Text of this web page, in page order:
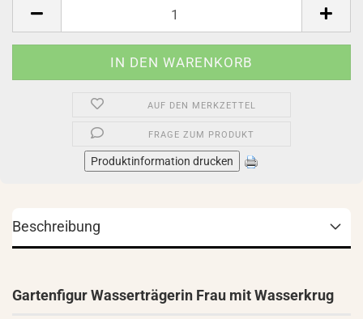
AUF DEN MERKZETTEL
FRAGE ZUM PRODUKT
Produktinformation drucken
Beschreibung
Gartenfigur Wasserträgerin Frau mit Wasserkrug